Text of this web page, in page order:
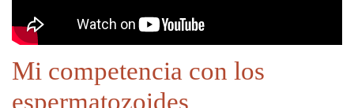
Mi competencia con los
espermatozoides